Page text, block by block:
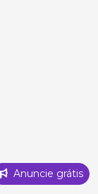
Anuncie grátis